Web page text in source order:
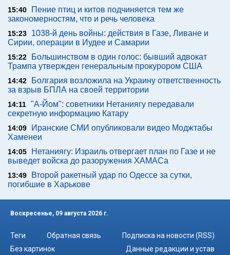
15:40
Пение птиц и китов подчиняется тем же
закономерностям, что и речь человека
15:23
1038-й день войны: действия в Газе, Ливане и
Сирии, операции в Иудее и Самарии
15:22
Большинством в один голос: бывший адвокат
Трампа утвержден генеральным прокурором США
14:42
Болгария возложила на Украину ответственность
за взрыв БПЛА на своей территории
14:11 "А-Йом": советники Нетаниягу передавали
секретную информацию Катару
14:09
Иранские СМИ опубликовали видео Моджтабы
Хаменеи
14:05
Нетаниягу: Израиль отвергает план по Газе и не
выведет войска до разоружения ХАМАСа
13:49
Второй ракетный удар по Одессе за сутки,
погибшие в Харькове
Воскресенье, 09 августа 2026 г.
Теги Обратная связь
Подписка на новости (RSS)
Без картинок
Данные редакции и устав